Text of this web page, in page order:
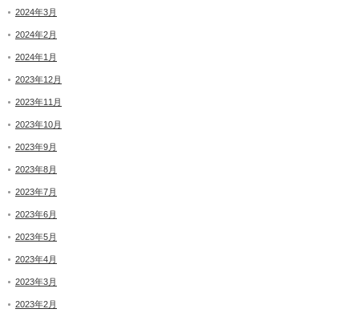
2024年3月
2024年2月
2024年1月
2023年12月
2023年11月
2023年10月
2023年9月
2023年8月
2023年7月
2023年6月
2023年5月
2023年4月
2023年3月
2023年2月